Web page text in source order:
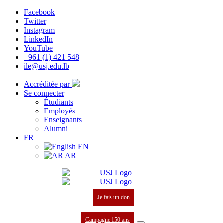
Facebook
Twitter
Instagram
LinkedIn
YouTube
+961 (1) 421 548
ile@usj.edu.lb
Accréditée par
Se connecter
Étudiants
Employés
Enseignants
Alumni
FR
EN
AR
Je fais un don
Campagne 150 ans